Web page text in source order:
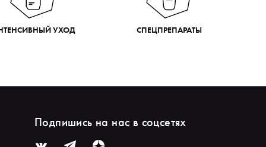
УХОД СПЕЦПРЕПАРАТЫ
Подпишись на нас в соцсетях